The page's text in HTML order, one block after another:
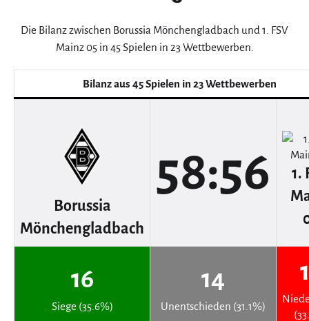
Die Bilanz zwischen Borussia Mönchengladbach und 1. FSV
Mainz 05 in 45 Spielen in 23 Wettbewerben.
Bilanz aus 45 Spielen in 23 Wettbewerben
Borussia
Mönchengladbach
58:56
1.
16
Siege (35.6%)
14
Unentschieden (31.1%)